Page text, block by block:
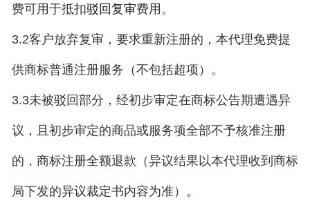
费可用于抵扣驳回复审费用。
3.2客户放弃复审，要求重新注册的，本代理免费提
供商标普通注册服务（不包括超项）。
3.3未被驳回部分，经初步审定在商标公告期遭遇异
议，且初步审定的商品或服务项全部不予核准注册
的，商标注册全额退款（异议结果以本代理收到商标
局下发的异议裁定书内容为准）。